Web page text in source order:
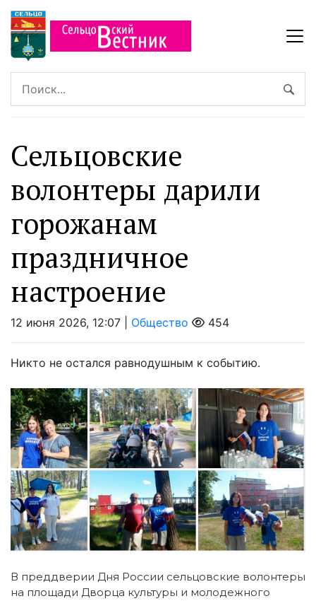
Сельцовские
волонтеры дарили
горожанам
праздничное
настроение
12 июня 2026, 12:07 | Общество 454
Никто не остался равнодушным к событию.
В преддверии Дня России сельцовские волонтеры
на площади Дворца культуры и молодежного